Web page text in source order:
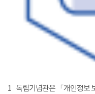
1 독립기념관은 「개인정보